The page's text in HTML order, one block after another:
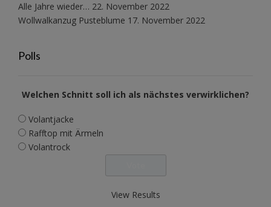
Alle Jahre wieder… 22. November 2022
Wollwalkanzug Pusteblume 17. November 2022
Polls
Welchen Schnitt soll ich als nächstes verwirklichen?
Volantjacke
Rafftop mit Ärmeln
Volantrock
View Results